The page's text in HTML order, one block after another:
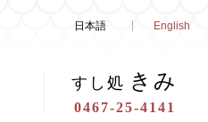
English
日本語
すし処 きみ
0467-25-4141